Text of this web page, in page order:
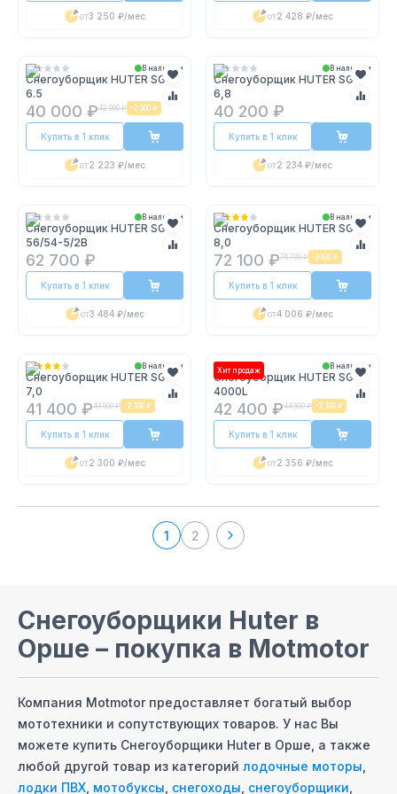
от3 250 ₽/мес от2 428 ₽/мес
В наличии
Снегоуборщик HUTER SGC
6.5
40 000 ₽42 000 ₽ -2 000 ₽
Купить в 1 клик
от2 223 ₽/мес
В наличии
Снегоуборщик HUTER SGC
6,8
40 200 ₽
Купить в 1 клик
от2 234 ₽/мес
В наличии
Снегоуборщик HUTER SGC
56/54-5/2B
62 700 ₽
Купить в 1 клик
от3 484 ₽/мес
В наличии
Снегоуборщик HUTER SGC
8,0
72 100 ₽75 700 ₽ -3 600 ₽
Купить в 1 клик
от4 006 ₽/мес
В наличии
Снегоуборщик HUTER SGC
7,0
41 400 ₽43 500 ₽ -2 100 ₽
Купить в 1 клик
от2 300 ₽/мес
Хит продаж В наличии
Снегоуборщик HUTER SGC
4000L
42 400 ₽44 500 ₽ -2 100 ₽
Купить в 1 клик
от2 356 ₽/мес
1 2
Снегоуборщики Huter в
Орше – покупка в Motmotor
Компания Motmotor предоставляет богатый выбор
мототехники и сопутствующих товаров. У нас Вы
можете купить Снегоуборщики Huter в Орше , а также
любой другой товар из категорий лодочные моторы
лодки ПВХ мотобуксы снегоходы снегоуборщики